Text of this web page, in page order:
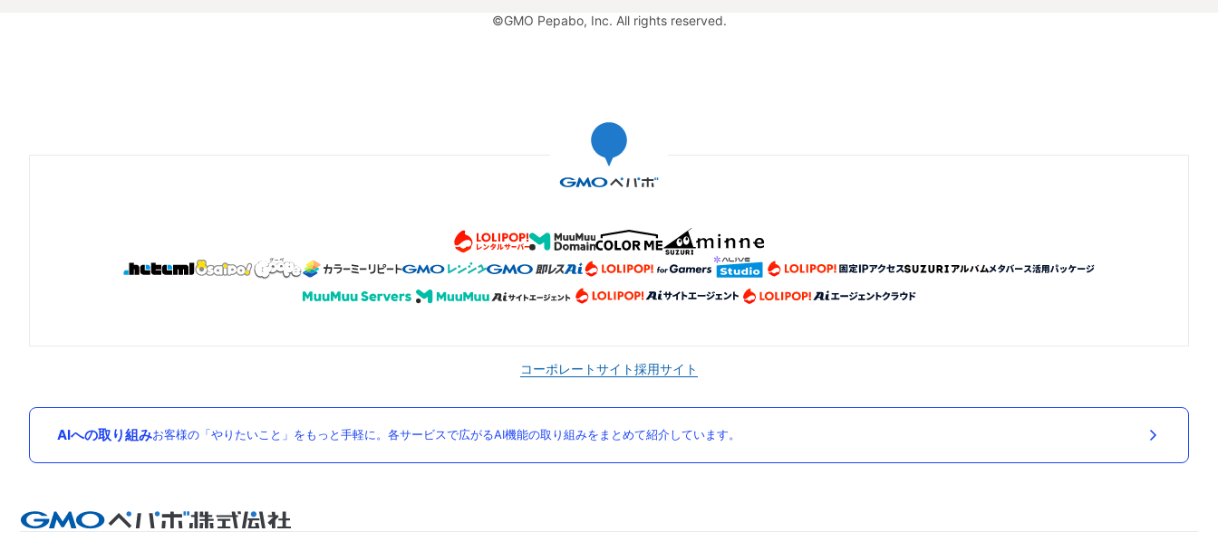
©GMO Pepabo, Inc. All rights reserved.
コーポレートサイト採用サイト
AIへの取り組みお客様の「やりたいこと」をもっと手軽に。各サービスで広がるAI機能の取り組みをまとめて紹介しています。